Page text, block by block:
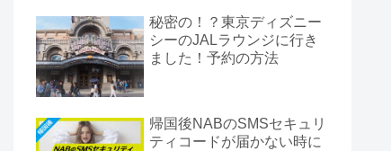
秘密の！？東京ディズニー
シーのJALラウンジに行き
ました！予約の方法
帰国後NABのSMSセキュリ
ティコードが届かない時に